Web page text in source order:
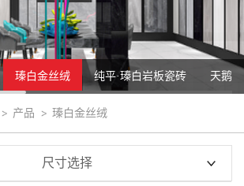
瑧白金丝绒 纯平·瑧白岩板瓷砖 天鹅
产品 瑧白金丝绒
尺寸选择